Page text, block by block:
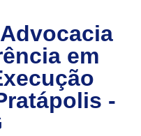
em
-